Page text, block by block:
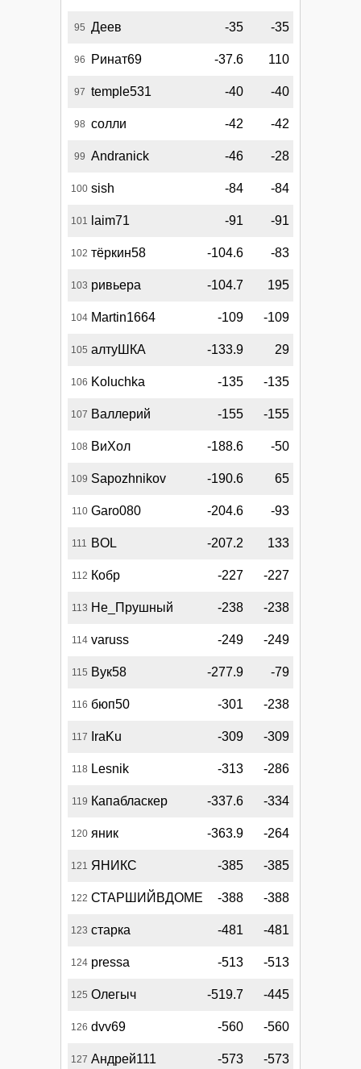
95 Деев -35 -35
96 Ринат69 -37.6 110
97 temple531 -40 -40
98 солли -42 -42
99 Andranick -46 -28
100 sish -84 -84
101 laim71 -91 -91
102 тёркин58 -104.6 -83
103 ривьера -104.7 195
104 Martin1664 -109 -109
105 алтуШКА -133.9 29
106 Koluchka -135 -135
107 Валлерий -155 -155
108 ВиХол -188.6 -50
109 Sapozhnikov -190.6 65
110 Garo080 -204.6 -93
111 BOL -207.2 133
112 Кобр -227 -227
113 Не_Прушный -238 -238
114 varuss -249 -249
115 Вук58 -277.9 -79
116 бюп50 -301 -238
117 IraKu -309 -309
118 Lesnik -313 -286
119 Капабласкер -337.6 -334
120 яник -363.9 -264
121 ЯНИКС -385 -385
122 СТАРШИЙВДОМЕ -388 -388
123 старка -481 -481
124 pressa -513 -513
125 Олегыч -519.7 -445
126 dvv69 -560 -560
127 Андрей111 -573 -573